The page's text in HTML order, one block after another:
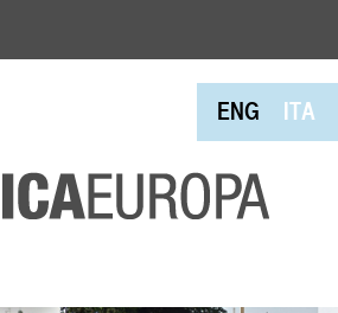
ENG ITA